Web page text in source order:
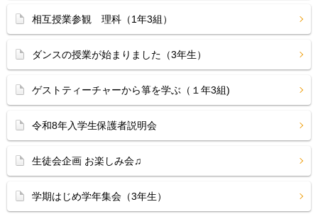
相互授業参観 理科（1年3組）
ダンスの授業が始まりました（3年生）
ゲストティーチャーから箏を学ぶ（１年3組)
令和8年入学生保護者説明会
生徒会企画 お楽しみ会♫
学期はじめ学年集会（3年生）